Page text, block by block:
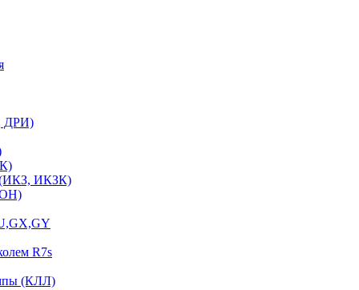
ДРИ)
(ИКЗ, ИКЗК)
R7s
(КЛЛ)